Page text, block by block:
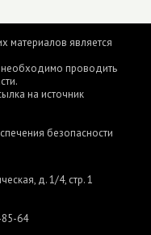
материалов является
необходимо проводить
на источник
безопасности
д. 1/4, стр. 1
64